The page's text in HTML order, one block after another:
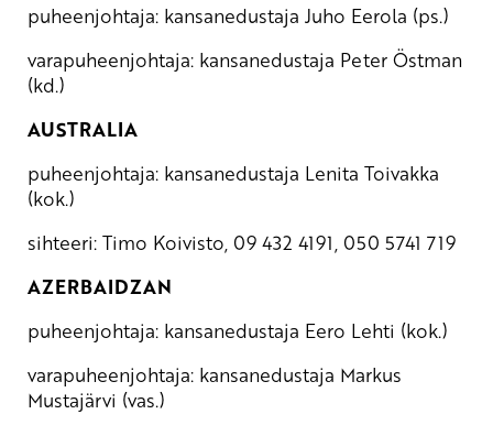
puheenjohtaja: kansanedustaja Juho Eerola (ps.)
varapuheenjohtaja: kansanedustaja Peter Östman
(kd.)
AUSTRALIA
puheenjohtaja: kansanedustaja Lenita Toivakka
(kok.)
sihteeri: Timo Koivisto, 09 432 4191, 050 5741 719
AZERBAIDZAN
puheenjohtaja: kansanedustaja Eero Lehti (kok.)
varapuheenjohtaja: kansanedustaja Markus
Mustajärvi (vas.)